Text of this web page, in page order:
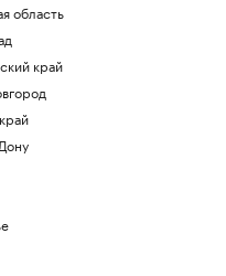
область
край